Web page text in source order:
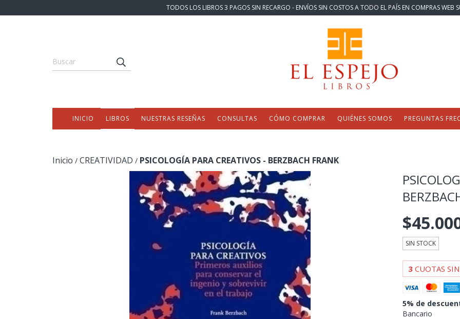
TODOS LOS LIBROS 3 PAGOS SIN RECARGO - ENVÍOS SIN COSTOS A TODO EL PAÍS EN COMPRAS WEB
INICIO LIBROS NUESTRAS RESEÑAS CONSULTAS CÓMO COMPRAR QUIÉNES SOMOS PREGUNTAS
Inicio / CREATIVIDAD / PSICOLOGÍA PARA CREATIVOS - BERZBACH FRANK
SIN STOCK
3 CUOTAS
5% de
Bancario